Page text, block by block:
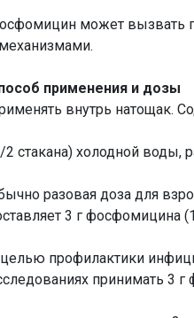
может вызвать
применения и дозы
внутрь натощак.
2 стакана) холодной воды,
разовая доза для
3 г фосфомицина
профилактики
принимать 3